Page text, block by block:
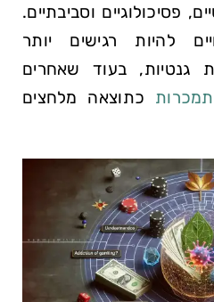
פסיכולוגיים וסביבתיים.
להיות רגישים יותר
גנטיות, בעוד שאחרים
כתוצאה מלחצים